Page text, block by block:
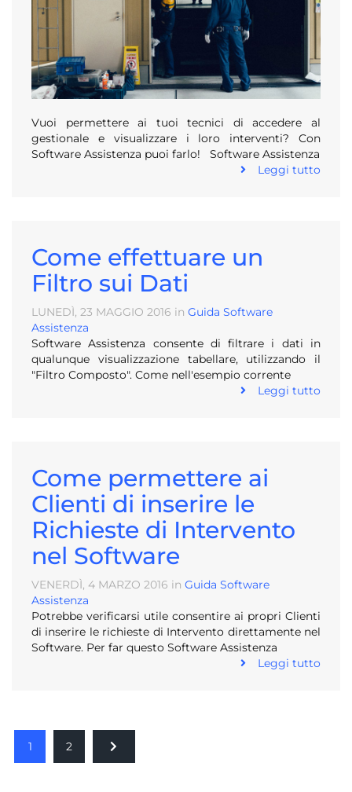
Vuoi permettere ai tuoi tecnici di accedere al
gestionale e visualizzare i loro interventi? Con
Software Assistenza puoi farlo! Software Assistenza
Leggi tutto
Come effettuare un
Filtro sui Dati
LUNEDÌ, 23 MAGGIO 2016 in Guida Software
Assistenza
Software Assistenza consente di filtrare i dati in
qualunque visualizzazione tabellare, utilizzando il
"Filtro Composto". Come nell'esempio corrente
Leggi tutto
Come permettere ai
Clienti di inserire le
Richieste di Intervento
nel Software
VENERDÌ, 4 MARZO 2016 in Guida Software
Assistenza
Potrebbe verificarsi utile consentire ai propri Clienti
di inserire le richieste di Intervento direttamente nel
Software. Per far questo Software Assistenza
Leggi tutto
1 2